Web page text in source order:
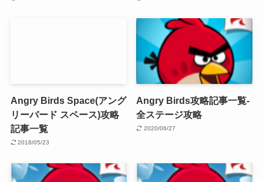
Angry Birds Space(アング
リーバード スペース)攻略
記事一覧
2018/05/23
Angry Birds攻略記事一覧-
全ステージ攻略
2020/06/27